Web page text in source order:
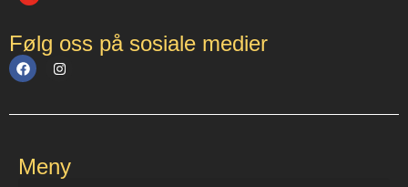
Følg oss på sosiale medier
Meny